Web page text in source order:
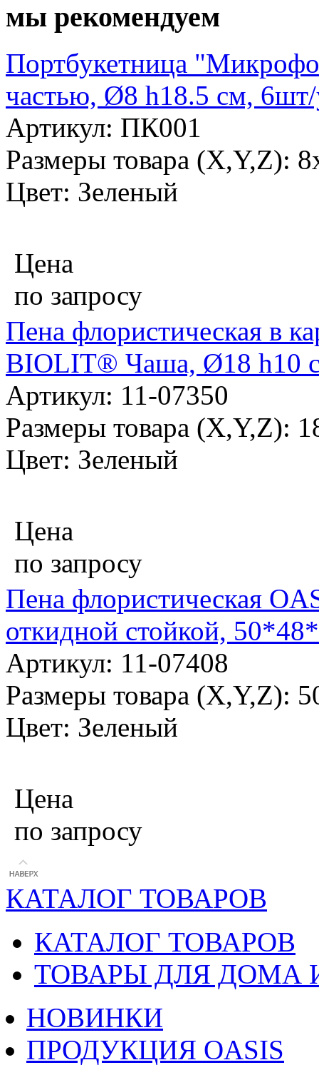
мы рекомендуем
Портбукетница
частью, Ø8 h18.5 см,
Артикул: ПК001
Размеры товара (X,Y,Z):
Цвет: Зеленый
Цена
по запросу
Пена флористическая в
BIOLIT® Чаша, Ø18 h10
Артикул: 11-07350
Размеры товара (X,Y,Z):
Цвет: Зеленый
Цена
по запросу
Пена флористическая
откидной стойкой,
Артикул: 11-07408
Размеры товара (X,Y,Z):
Цвет: Зеленый
Цена
по запросу
КАТАЛОГ ТОВАРОВ
КАТАЛОГ ТОВАРОВ
ТОВАРЫ ДЛЯ ДОМА
НОВИНКИ
ПРОДУКЦИЯ OASIS